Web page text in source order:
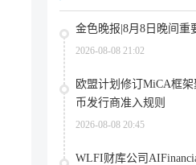
金色晚报|8月8日晚间重
2026-08-08 21:02
欧盟计划修订MiCA框
币发行商准入规则
2026-08-08 20:45
WLFI财库公司